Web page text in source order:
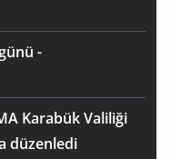
-
Karabük Valiliği
düzenledi